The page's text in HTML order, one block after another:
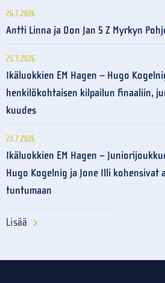
26.7.2026
Antti Linna ja Don Jan S Z Myrkyn
25.7.2026
Ikäluokkien EM Hagen – Hugo
henkilökohtaisen kilpailun finaaliin,
kuudes
23.7.2026
Ikäluokkien EM Hagen –
Hugo Kogelnig ja Jone Illi kohensivat
tuntumaan
Lisää